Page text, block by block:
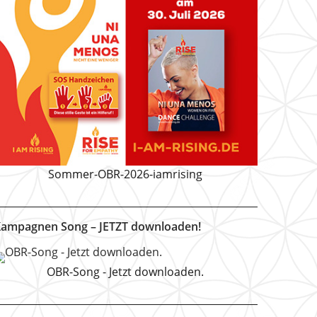
Sommer-OBR-2026-iamrising
Song – JETZT downloaden!
OBR-Song - Jetzt downloaden.